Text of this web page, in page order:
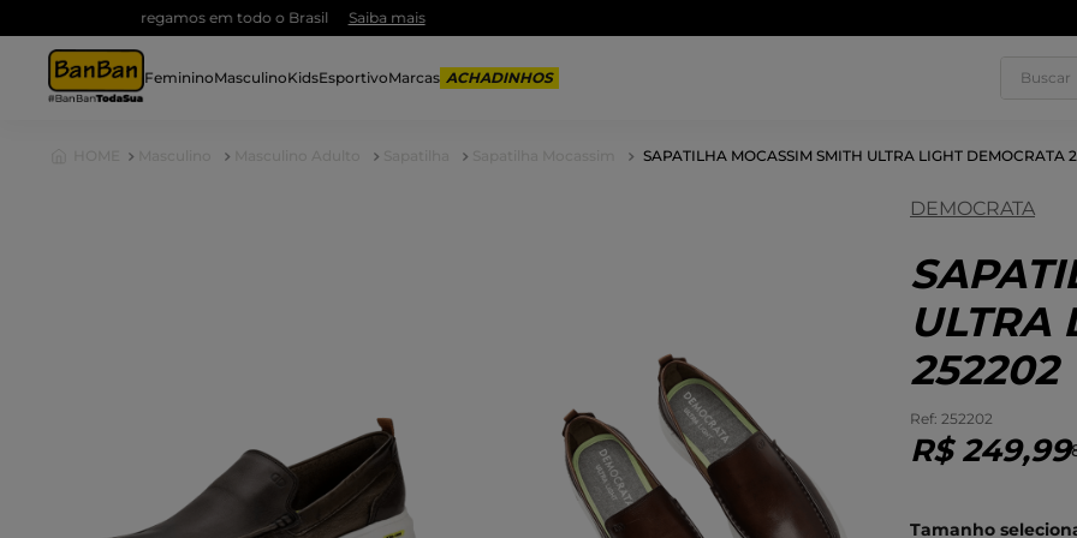
FemininoMasculinoKidsEsportivoMarcas
SAPATILHA MOCASSIM SMITH ULTRA LIGHT DEMOCRATA
DEMOCRATA
ULTRA
252202
: 252202
R$ 249,99
º
7
9º